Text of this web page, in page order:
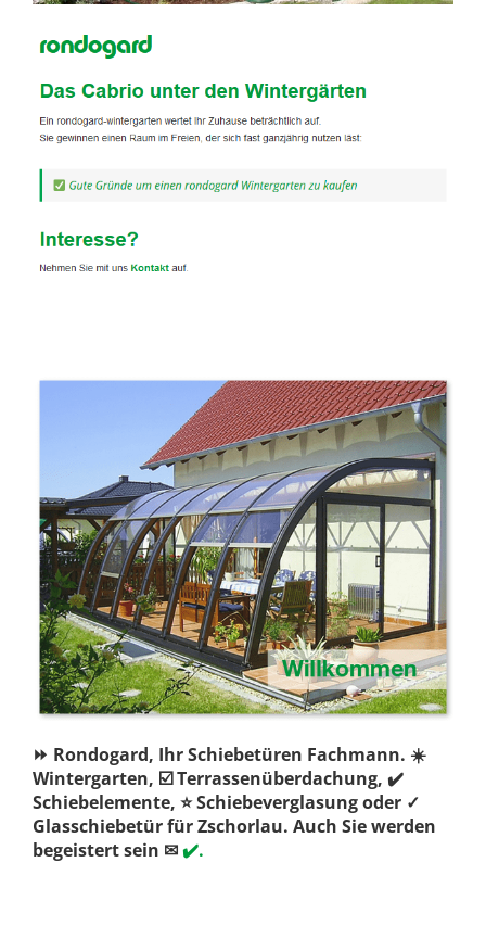
⏩ Rondogard, Ihr Schiebetüren Fachmann. ☀️
Wintergarten, ☑️ Terrassenüberdachung, ✔️
Schiebelemente, ⭐ Schiebeverglasung oder ✓
Glasschiebetür für Zschorlau. Auch Sie werden
begeistert sein ✉✔️.